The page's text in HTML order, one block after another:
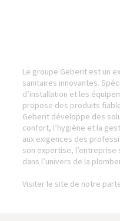
Le groupe Geberit est un
sanitaires innovantes.
d’installation et les
propose des produits
Geberit développe des
confort, l’hygiène et la
aux exigences des
son expertise, l’entreprise
dans l’univers de la
Visiter le site de notre